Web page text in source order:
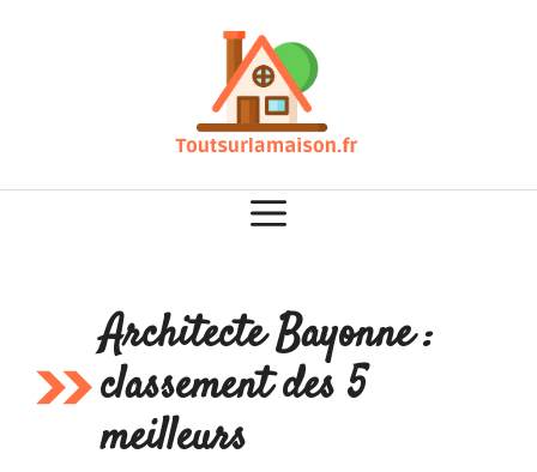
Architecte Bayonne :
classement des 5
meilleurs